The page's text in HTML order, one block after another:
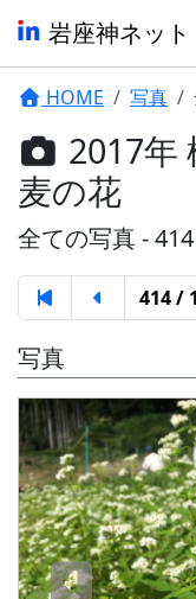
岩座神ネット
HOME 写真
2017年
麦の花
全ての写真 -
414 /
写真